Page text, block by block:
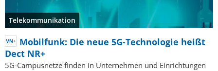
Telekommunikation
Mobilfunk: Die neue 5G-Technologie heißt
Dect NR+
5G-Campusnetze finden in Unternehmen und Einrichtungen